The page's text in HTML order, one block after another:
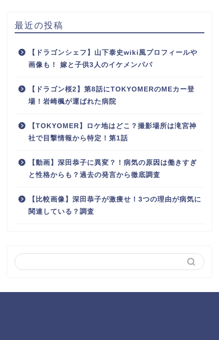
最近の投稿
【ドラゴンシェフ】山下泰史wiki風プロフィールや
画像も！ 嫁と子供3人のイケメンパパ
【ドラゴン桜2】第8話にTOKYOMERのMEカー登
場！岩崎楓が運ばれた病院
【TOKYOMER】ロケ地はどこ？撮影場所は滝宮神
社で目撃情報から特定！第1話
【動画】深田恭子に異変？！病気の原因は働きすぎ
と性格からも？過去の発言から徹底調査
【比較画像】深田恭子が激痩せ！3つの理由が病気に
関連している？調査